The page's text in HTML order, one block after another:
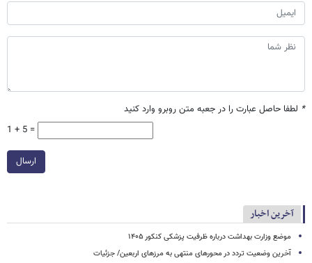
* لطفا حاصل عبارت را در جعبه متن روبرو وارد کنید
1 + 5 =
ارسال
آخرین اخبار
موضع وزارت بهداشت درباره ظرفیت پزشکی کنکور ۱۴۰۵
آخرین وضعیت تردد در محورهای منتهی به مرزهای اربعین/ جزئیات